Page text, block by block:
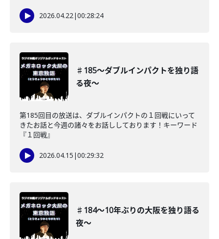
2026.04.22|00:28:24
♯185〜ダブルインパクトを独り語
る夜〜
第185回目の放送は、ダブルインパクトの１回戦にいって
きたお話と今週の諸々をお話ししております！キーワード
『１回戦』
2026.04.15 |00:29:32
♯184〜10年ぶりの大阪を独り語る
夜〜